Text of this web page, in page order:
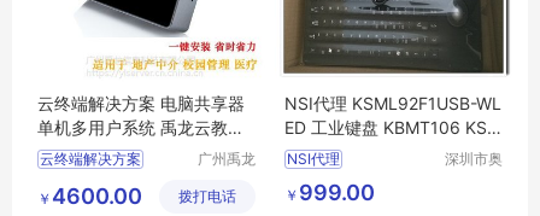
云终端解决方案 电脑共享器
单机多用户系统 禹龙云教室
YL120
云终端解决方案
云终端厂家
广州禹龙
有限公司
￥ 4600.00 拨打电话
NSI代理 KSML92F1USB-WL
ED 工业键盘 KBMT106 KST
L105F1USB
NSI代理
KSML92F1USB
WLED KBMT106
深圳市奥
￥ 999.00